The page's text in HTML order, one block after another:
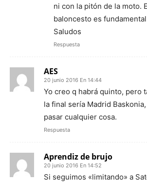
ni con la pitón de la moto.
baloncesto es
Saludos
Respuesta
AES
20 junio 2016 En 14:44
Yo creo q habrá quinto, pero
la final sería Madrid
pasar cualquier cosa.
Respuesta
Aprendiz de brujo
20 junio 2016 En 14:52
Si seguimos «limitando» a